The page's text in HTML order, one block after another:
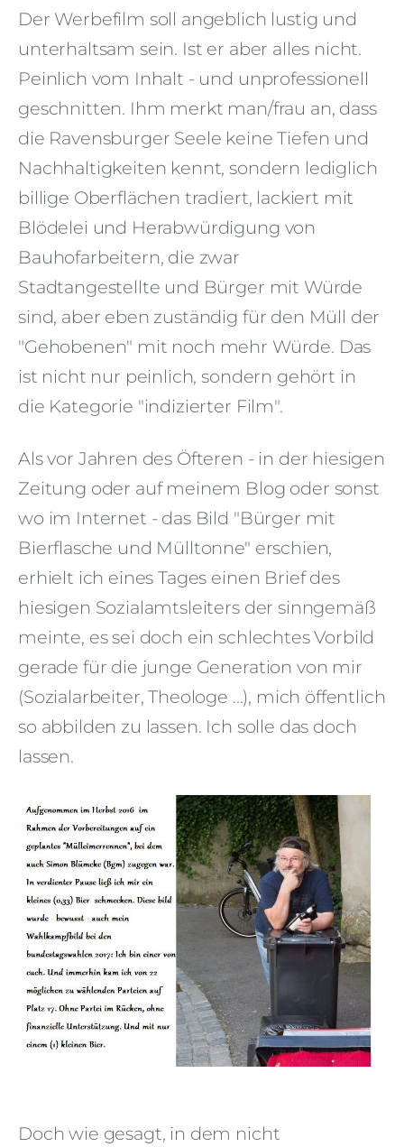
Der Werbefilm soll angeblich lustig und
unterhaltsam sein. Ist er aber alles nicht.
Peinlich vom Inhalt - und unprofessionell
geschnitten. Ihm merkt man/frau an, dass
die Ravensburger Seele keine Tiefen und
Nachhaltigkeiten kennt, sondern lediglich
billige Oberflächen tradiert, lackiert mit
Blödelei und Herabwürdigung von
Bauhofarbeitern, die zwar
Stadtangestellte und Bürger mit Würde
sind, aber eben zuständig für den Müll der
"Gehobenen" mit noch mehr Würde. Das
ist nicht nur peinlich, sondern gehört in
die Kategorie "indizierter Film".
Als vor Jahren des Öfteren - in der hiesigen
Zeitung oder auf meinem Blog oder sonst
wo im Internet - das Bild "Bürger mit
Bierflasche und Mülltonne" erschien,
erhielt ich eines Tages einen Brief des
hiesigen Sozialamtsleiters der sinngemäß
meinte, es sei doch ein schlechtes Vorbild
gerade für die junge Generation von mir
(Sozialarbeiter, Theologe ...), mich öffentlich
so abbilden zu lassen. Ich solle das doch
lassen.
Doch wie gesagt, in dem nicht